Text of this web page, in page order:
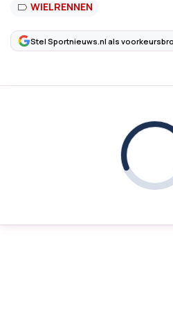
WIELRENNEN
Stel Sportnieuws.nl als